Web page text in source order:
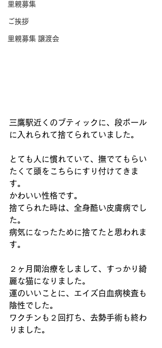
里親募集
ご挨拶
里親募集 譲渡会
三鷹駅近くのブティックに、段ボール
に入れられて捨てられていました。
とても人に慣れていて、撫でてもらい
たくて頭をこちらにすり付けてきま
す。
かわいい性格です。
捨てられた時は、全身酷い皮膚病でし
た。
病気になったために捨てたと思われま
す。
２ヶ月間治療をしまして、すっかり綺
麗な猫になりました。
運のいいことに、エイズ白血病検査も
陰性でした。
ワクチンも２回打ち、去勢手術も終わ
りました。